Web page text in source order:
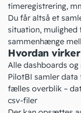
timeregistrering,
Du får altså et
situation, mulighed
sammenhænge
Hvordan
Alle dashboards
PilotBI samler
fælles overblik –
csv-filer